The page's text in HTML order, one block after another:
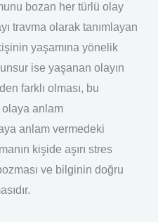
bozan her türlü olay
travma olarak tanımlayan
yaşamına yönelik
ise yaşanan olayın
farklı olması, bu
olaya anlam
anlam vermedeki
kişide aşırı stres
ve bilginin doğru